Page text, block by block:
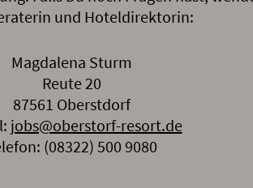
und Hoteldirektorin:
Magdalena Sturm
Reute 20
87561 Oberstdorf
jobs@oberstorf-resort.de
(08322) 500 9080